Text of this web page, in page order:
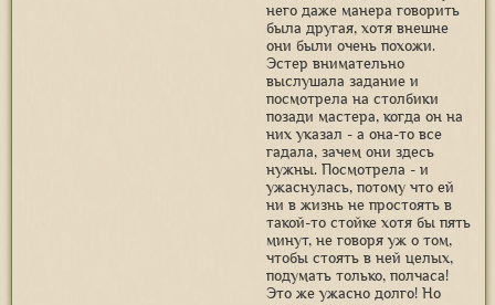
него даже манера говорить
была другая, хотя внешне
они были очень похожи.
Эстер внимательно
выслушала задание и
посмотрела на столбики
позади мастера, когда он на
них указал - а она-то все
гадала, зачем они здесь
нужны. Посмотрела - и
ужаснулась, потому что ей
ни в жизнь не простоять в
такой-то стойке хотя бы пять
минут, не говоря уж о том,
чтобы стоять в ней целых,
подумать только, полчаса!
Это же ужасно долго! Но